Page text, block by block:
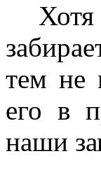
тем не
его в
наши